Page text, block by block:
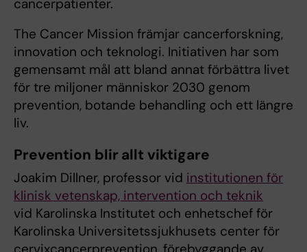
cancerpatienter.
The Cancer Mission främjar cancerforskning,
innovation och teknologi. Initiativen har som
gemensamt mål att bland annat förbättra livet
för tre miljoner människor 2030 genom
prevention, botande behandling och ett längre
liv.
Prevention blir allt viktigare
Joakim Dillner, professor vid institutionen för
klinisk vetenskap, intervention och teknik
vid Karolinska Institutet och enhetschef för
Karolinska Universitetssjukhusets center för